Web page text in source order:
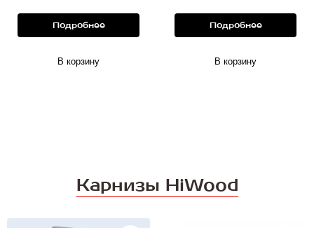
Подробнее
В корзину
Подробнее
В корзину
Карнизы HiWood